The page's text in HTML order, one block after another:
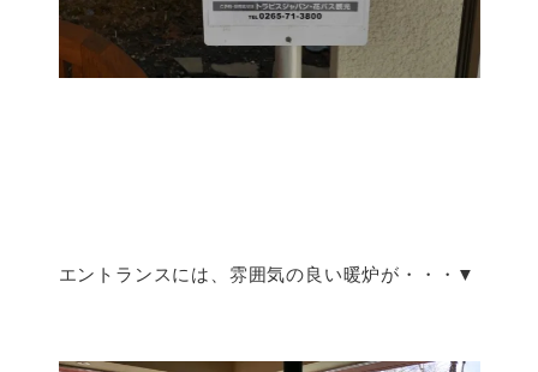
エントランスには、雰囲気の良い暖炉が・・・▼